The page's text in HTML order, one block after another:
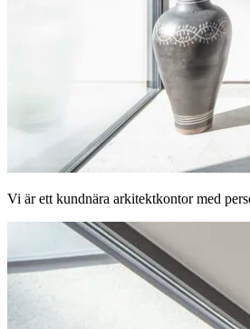
Vi är ett kundnära arkitektkontor med